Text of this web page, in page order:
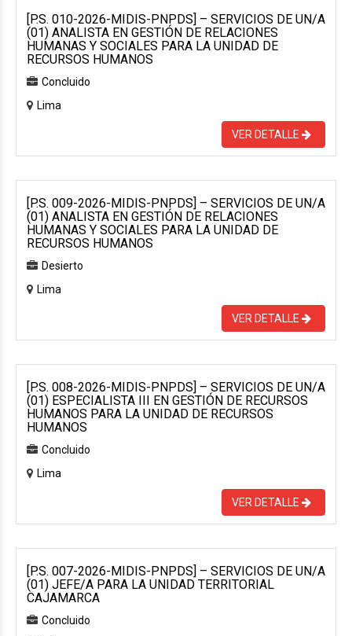
[P.S. 010-2026-MIDIS-PNPDS] – SERVICIOS DE UN/A
(01) ANALISTA EN GESTIÓN DE RELACIONES
HUMANAS Y SOCIALES PARA LA UNIDAD DE
RECURSOS HUMANOS
Concluido
Lima
VER DETALLE
[P.S. 009-2026-MIDIS-PNPDS] – SERVICIOS DE UN/A
(01) ANALISTA EN GESTIÓN DE RELACIONES
HUMANAS Y SOCIALES PARA LA UNIDAD DE
RECURSOS HUMANOS
Desierto
Lima
VER DETALLE
[P.S. 008-2026-MIDIS-PNPDS] – SERVICIOS DE UN/A
(01) ESPECIALISTA III EN GESTIÓN DE RECURSOS
HUMANOS PARA LA UNIDAD DE RECURSOS
HUMANOS
Concluido
Lima
VER DETALLE
[P.S. 007-2026-MIDIS-PNPDS] – SERVICIOS DE UN/A
(01) JEFE/A PARA LA UNIDAD TERRITORIAL
CAJAMARCA
Concluido